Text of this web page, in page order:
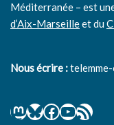
Méditerranée – est
d’Aix-Marseilleet du
Nous écrire :